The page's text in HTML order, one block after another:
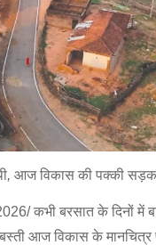
, आज विकास की पक्की सड़क
कभी बरसात के दिनों में
आज विकास के मानचित्र